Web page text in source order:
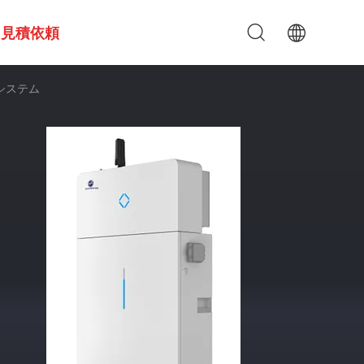
見積依頼
ステム